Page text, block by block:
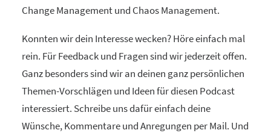
Change Management und Chaos Management.
Konnten wir dein Interesse wecken? Höre einfach mal
rein. Für Feedback und Fragen sind wir jederzeit offen.
Ganz besonders sind wir an deinen ganz persönlichen
Themen-Vorschlägen und Ideen für diesen Podcast
interessiert. Schreibe uns dafür einfach deine
Wünsche, Kommentare und Anregungen per Mail. Und